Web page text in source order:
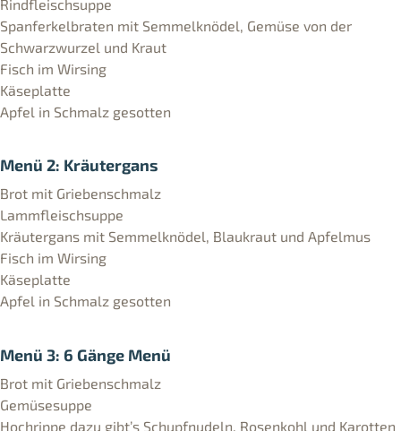
Rindfleischsuppe
Spanferkelbraten mit Semmelknödel, Gemüse von der
Schwarzwurzel und Kraut
Fisch im Wirsing
Käseplatte
Apfel in Schmalz gesotten
Menü 2: Kräutergans
Brot mit Griebenschmalz
Lammfleischsuppe
Kräutergans mit Semmelknödel, Blaukraut und Apfelmus
Fisch im Wirsing
Käseplatte
Apfel in Schmalz gesotten
Menü 3: 6 Gänge Menü
Brot mit Griebenschmalz
Gemüsesuppe
Hochrippe dazu gibt’s Schupfnudeln, Rosenkohl und Karotten